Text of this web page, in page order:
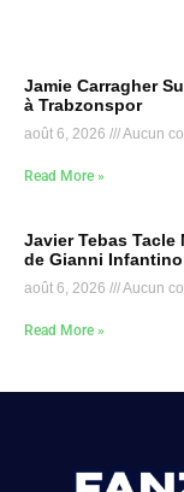
Jamie Carragher
à Trabzonspor
août 6, 2026 Aucun
Read More »
Javier Tebas Tacle
de Gianni Infantino
août 6, 2026 Aucun
Read More »